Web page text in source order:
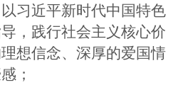
习近平新时代中国特色
，践行社会主义核心价
想信念、深厚的爱国情
；